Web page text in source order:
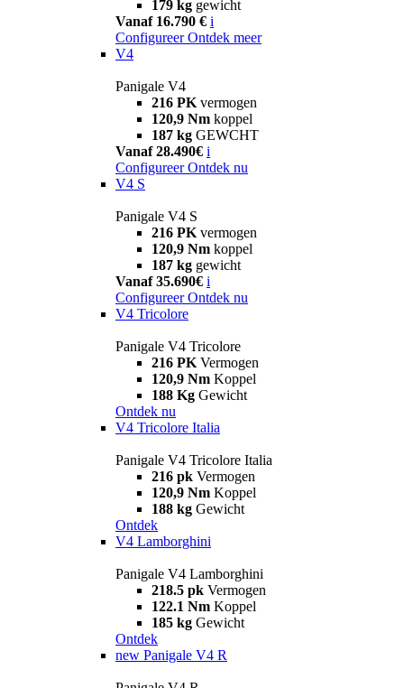
179 kg gewicht
Vanaf 16.790 € i
Configureer Ontdek meer
V4
Panigale V4
216 PK vermogen
120,9 Nm koppel
187 kg GEWCHT
Vanaf 28.490€ i
Configureer Ontdek nu
V4 S
Panigale V4 S
216 PK vermogen
120,9 Nm koppel
187 kg gewicht
Vanaf 35.690€ i
Configureer Ontdek nu
V4 Tricolore
Panigale V4 Tricolore
216 PK Vermogen
120,9 Nm Koppel
188 Kg Gewicht
Ontdek nu
V4 Tricolore Italia
Panigale V4 Tricolore Italia
216 pk Vermogen
120,9 Nm Koppel
188 kg Gewicht
Ontdek
V4 Lamborghini
Panigale V4 Lamborghini
218.5 pk Vermogen
122.1 Nm Koppel
185 kg Gewicht
Ontdek
new Panigale V4 R